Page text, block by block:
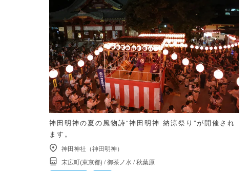
神田明神の夏の風物詩“神田明神 納涼祭り”が開催され
ます。
神田神社（神田明神）
末広町(東京都) /御茶ノ水 /秋葉原